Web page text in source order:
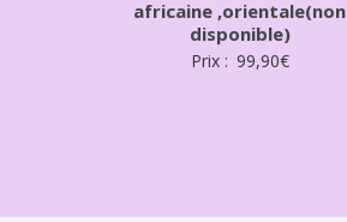
africaine ,orientale(non
disponible)
Prix : 99,90€